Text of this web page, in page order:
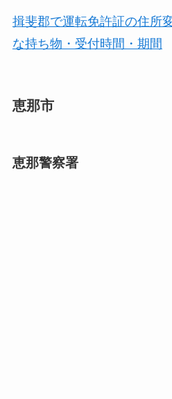
揖斐郡で運転免許証の住所
な持ち物・受付時間・期間
恵那市
恵那警察署